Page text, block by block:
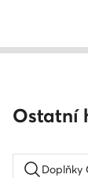
Ostatní
Doplňky